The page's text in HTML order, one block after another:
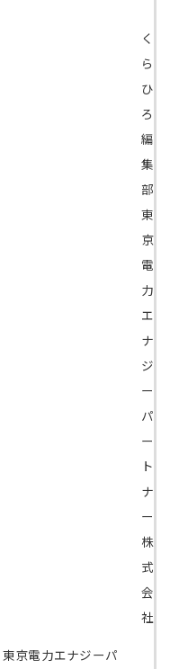
く
ら
ひ
ろ
編
集
部
東
京
電
力
エ
ナ
ジ
ー
パ
ー
ト
ナ
ー
株
式
会
社
東京電力エナジーパ